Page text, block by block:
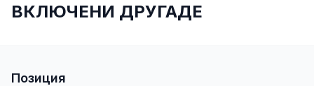
ВКЛЮЧЕНИ ДРУГАДЕ
Позиция